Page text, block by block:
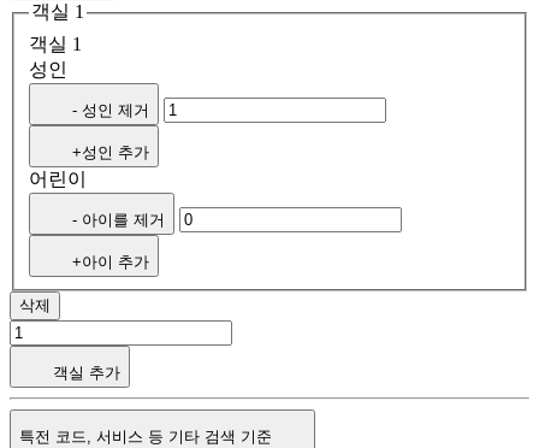
객실 1
객실 1
성인
- 성인 제거
+성인 추가
어린이
- 아이를 제거
+아이 추가
삭제
객실 추가
특전 코드, 서비스 등 기타 검색 기준